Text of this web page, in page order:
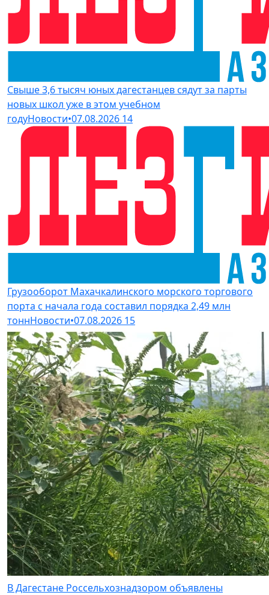
Свыше 3,6 тысяч юных дагестанцев сядут за парты
новых школ уже в этом учебном
годуНовости•07.08.2026 14
Грузооборот Махачкалинского морского торгового
порта с начала года составил порядка 2,49 млн
тоннНовости•07.08.2026 15
В Дагестане Россельхознадзором объявлены